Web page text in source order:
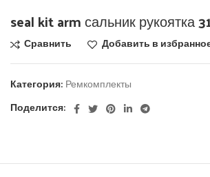
seal kit arm сальник рукоятка
Сравнить Добавить в
Категория: Ремкомплекты
Поделится: